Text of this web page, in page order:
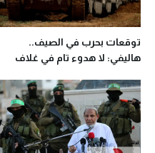
توقعات بحرب في الصيف..
هاليفي: لا هدوء تام في غلاف